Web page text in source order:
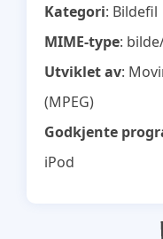
Kategori: Bildefil
MIME-type:
Utviklet av:
(MPEG)
Godkjente
iPod